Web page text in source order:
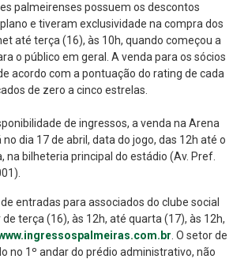
palmeirenses possuem os descontos
e tiveram exclusividade na compra dos
até terça (16), às 10h, quando começou a
o público em geral. A venda para os sócios
acordo com a pontuação do rating de cada
de zero a cinco estrelas.
de ingressos, a venda na Arena
dia 17 de abril, data do jogo, das 12h até o
na bilheteria principal do estádio (Av. Pref.
entradas para associados do clube social
terça (16), às 12h, até quarta (17), às 12h,
. O setor de
no 1º andar do prédio administrativo, não